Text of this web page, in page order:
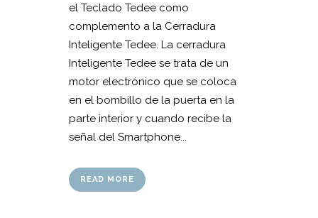
el Teclado Tedee como
complemento a la Cerradura
Inteligente Tedee. La cerradura
Inteligente Tedee se trata de un
motor electrónico que se coloca
en el bombillo de la puerta en la
parte interior y cuando recibe la
señal del Smartphone...
READ MORE